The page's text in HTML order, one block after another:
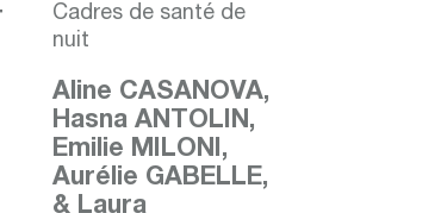
Cadres de santé de
nuit
Aline CASANOVA,
Hasna ANTOLIN,
Emilie MILONI,
Aurélie GABELLE,
& Laura